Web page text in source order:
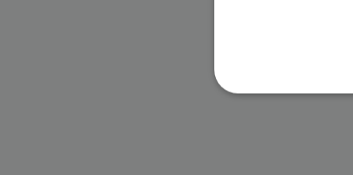
I cookie strettamente